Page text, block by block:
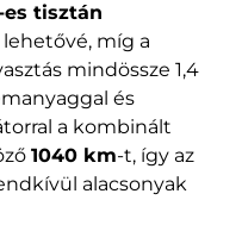
es tisztán
míg a
mindössze 1,4
és
a kombinált
1040 km-t, így az
alacsonyak